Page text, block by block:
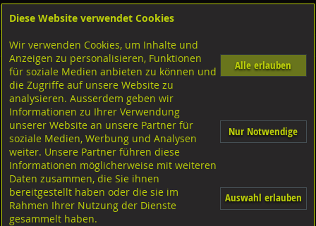
Shop Schrauben Gewindestangen-Stifte-Federnde Druckstücke
Gewindestangen 1 Meter, DIN975 10.9 blank
Diese Website verwendet Cookies
Wir verwenden Cookies, um Inhalte und
Anzeigen zu personalisieren, Funktionen
für soziale Medien anbieten zu können und
die Zugriffe auf unsere Website zu
analysieren. Ausserdem geben wir
Informationen zu Ihrer Verwendung
unserer Website an unsere Partner für
soziale Medien, Werbung und Analysen
weiter. Unsere Partner führen diese
Informationen möglicherweise mit weiteren
Daten zusammen, die Sie ihnen
bereitgestellt haben oder die sie im
Rahmen Ihrer Nutzung der Dienste
gesammelt haben.
Alle erlauben
Nur Notwendige
Auswahl erlauben